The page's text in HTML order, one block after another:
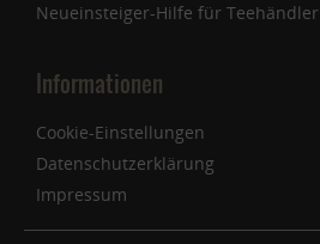
Neueinsteiger-Hilfe für Teehändler
Informationen
Cookie-Einstellungen
Datenschutzerklärung
Impressum